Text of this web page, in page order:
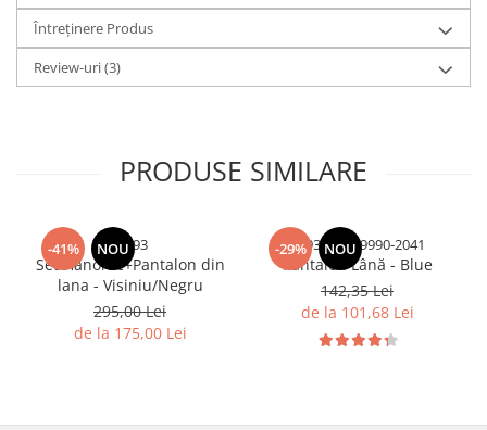
Întreținere Produs
Review-uri(3)
PRODUSE SIMILARE
-41% NOUsjl893
Set Hanorac+Pantalon din
lana - Visiniu/Negru
295,00 Lei
de la 175,00 Lei
-29% NOU
4493-8923-9990-2041
Pantalon Lână - Blue
142,35 Lei
de la 101,68 Lei